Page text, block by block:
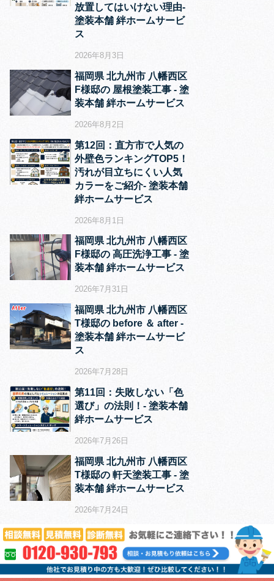
放置してはいけない理由‐
塗装本舗 絆ホームサービ
ス
2026年8月3日
福岡県 北九州市 八幡西区
F様邸の 屋根塗装工事 ‐ 塗
装本舗 絆ホームサービス
2026年8月2日
第12回：直方市で人気の
外壁色ランキングTOP5！
汚れが目立ちにくい人気
カラーをご紹介‐ 塗装本舗
絆ホームサービス
2026年8月1日
福岡県 北九州市 八幡西区
F様邸の 高圧洗浄工事 ‐ 塗
装本舗 絆ホームサービス
2026年7月31日
福岡県 北九州市 八幡西区
T様邸の before ＆ after ‐
塗装本舗 絆ホームサービ
ス
2026年7月28日
第11回：失敗しない「色
選び」の法則！‐ 塗装本舗
絆ホームサービス
2026年7月26日
福岡県 北九州市 八幡西区
T様邸の 軒天塗装工事 ‐ 塗
装本舗 絆ホームサービス
2026年7月24日